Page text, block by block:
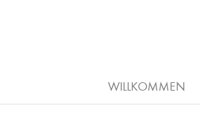
WILLKOMMEN